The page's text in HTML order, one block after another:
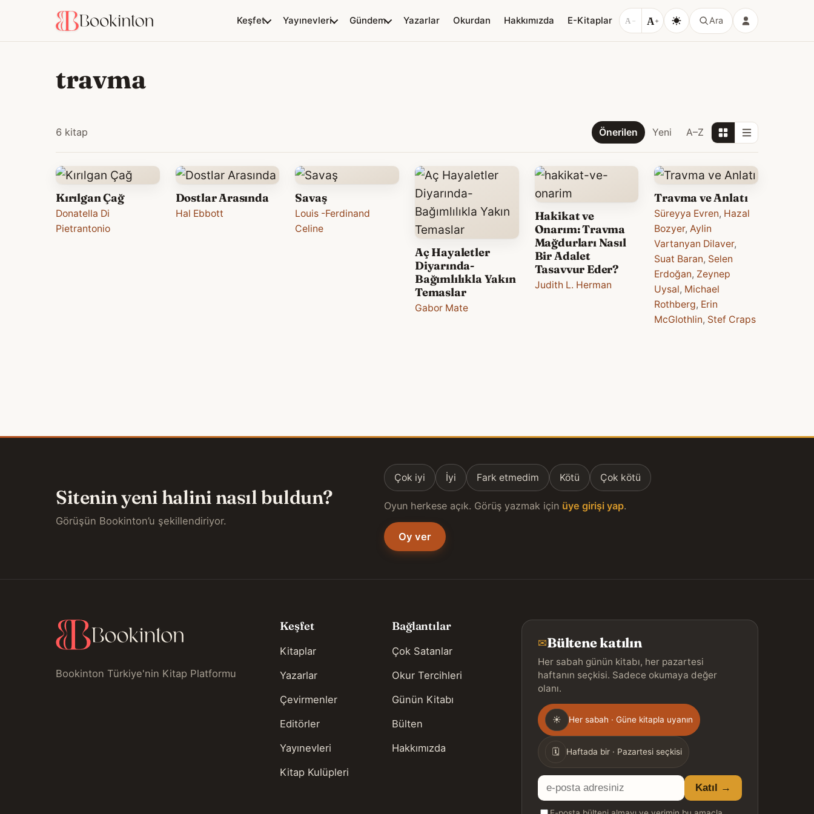
Keşfet Yayınevleri Gündem Yazarlar Okurdan Hakkımızda E-Kitaplar A − A+ Ara
travma
6 kitap Önerilen Yeni A–Z
Kırılgan Çağ
Donatella Di
Pietrantonio
Dostlar Arasında
Hal Ebbott
Savaş
Louis -Ferdinand
Celine
Aç Hayaletler
Diyarında-
Bağımlılıkla Yakın
Temaslar
Gabor Mate
Hakikat ve
Onarım: Travma
Mağdurları Nasıl
Bir Adalet
Tasavvur Eder?
Judith L. Herman
Travma ve Anlatı
Süreyya Evren, Hazal
Bozyer,Aylin
Vartanyan Dilaver,
Suat Baran, Selen
Erdoğan, Zeynep
Uysal, Michael
Rothberg, Erin
McGlothlin, Stef Craps
Sitenin yeni halini nasıl buldun?
Görüşün Bookinton’u şekillendiriyor.
Çok iyi İyi Fark etmedim Kötü Çok kötü
Oyun herkese açık. Görüş yazmak için üye girişi yap.
Oy ver
Bookinton Türkiye'nin Kitap Platformu
Keşfet
Kitaplar
Yazarlar
Çevirmenler
Editörler
Yayınevleri
Kitap Kulüpleri
Bağlantılar
Çok Satanlar
Okur Tercihleri
Günün Kitabı
Bülten
Hakkımızda
✉Bültene katılın
Her sabah günün kitabı, her pazartesi
haftanın seçkisi. Sadece okumaya değer
olanı.
Gönderim
sıklığı
☀ Her sabah · Güne kitapla uyanın
🗓 Haftada bir · Pazartesi seçkisi
E-
posta
Katıl →